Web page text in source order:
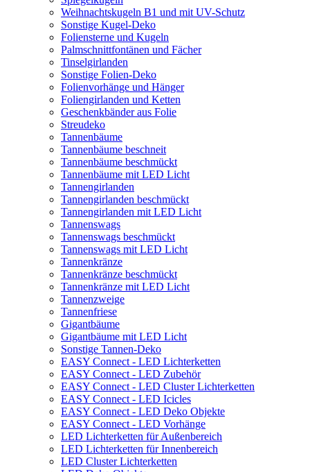
Weihnachtskugeln B1 und mit UV-Schutz
Sonstige Kugel-Deko
Foliensterne und Kugeln
Palmschnittfontänen und Fächer
Tinselgirlanden
Sonstige Folien-Deko
Folienvorhänge und Hänger
Foliengirlanden und Ketten
Geschenkbänder aus Folie
Streudeko
Tannenbäume
Tannenbäume beschneit
Tannenbäume beschmückt
Tannenbäume mit LED Licht
Tannengirlanden
Tannengirlanden beschmückt
Tannengirlanden mit LED Licht
Tannenswags
Tannenswags beschmückt
Tannenswags mit LED Licht
Tannenkränze
Tannenkränze beschmückt
Tannenkränze mit LED Licht
Tannenzweige
Tannenfriese
Gigantbäume
Gigantbäume mit LED Licht
Sonstige Tannen-Deko
EASY Connect - LED Lichterketten
EASY Connect - LED Zubehör
EASY Connect - LED Cluster Lichterketten
EASY Connect - LED Icicles
EASY Connect - LED Deko Objekte
EASY Connect - LED Vorhänge
LED Lichterketten für Außenbereich
LED Lichterketten für Innenbereich
LED Cluster Lichterketten